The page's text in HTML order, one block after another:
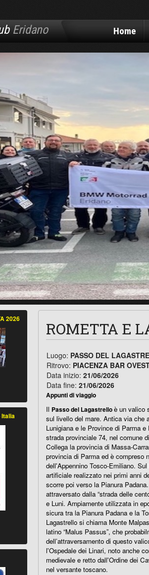
Eridano Home
2026
ROMETTA E
Luogo: PASSO DEL
Ritrovo: PIACENZA BAR
Data inizio: 21/06/2026
Data fine: 21/06/2026
Appunti di viaggio
Il Passo del Lagastrelloè un valico
sul livello del mare. Antica via che
Lunigiana e le Province di Parma
strada provinciale 74, nel comune
Collega la provincia di Massa-
provincia di Parma ed è compreso
dell'Appennino Tosco-Emiliano.
artificiale realizzato nei primi anni
scorre poi verso la Pianura
attraversato dalla “strada delle
e Luni. Ampiamente utilizzata in
sicura tra la Pianura Padana e la
Lagastrello si chiama Monte
latino “Malus Passus”, che
dell’attraversamento di questo
l'Ospedale dei Linari, noto anche
medievale e retto dall'Ordine dei
nel versante toscano.